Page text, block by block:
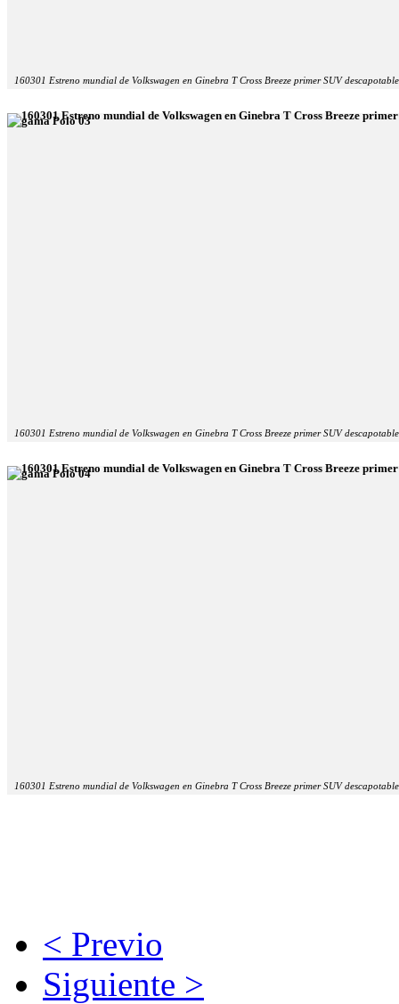
160301 Estreno mundial de Volkswagen en Ginebra T Cross Breeze primer SUV
160301 Estreno mundial de Volkswagen en Ginebra T Cross Breeze primer SUV
160301 Estreno mundial de Volkswagen en Ginebra T Cross Breeze primer SUV
< Previo
Siguiente >